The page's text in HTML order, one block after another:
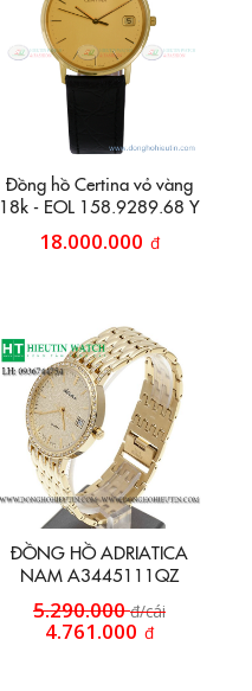
Đồng hồ Certina vỏ vàng
18k - EOL 158.9289.68 Y
18.000.000 đ
ĐỒNG HỒ ADRIATICA
NAM A3445111QZ
5.290.000đ/cái
4.761.000 đ